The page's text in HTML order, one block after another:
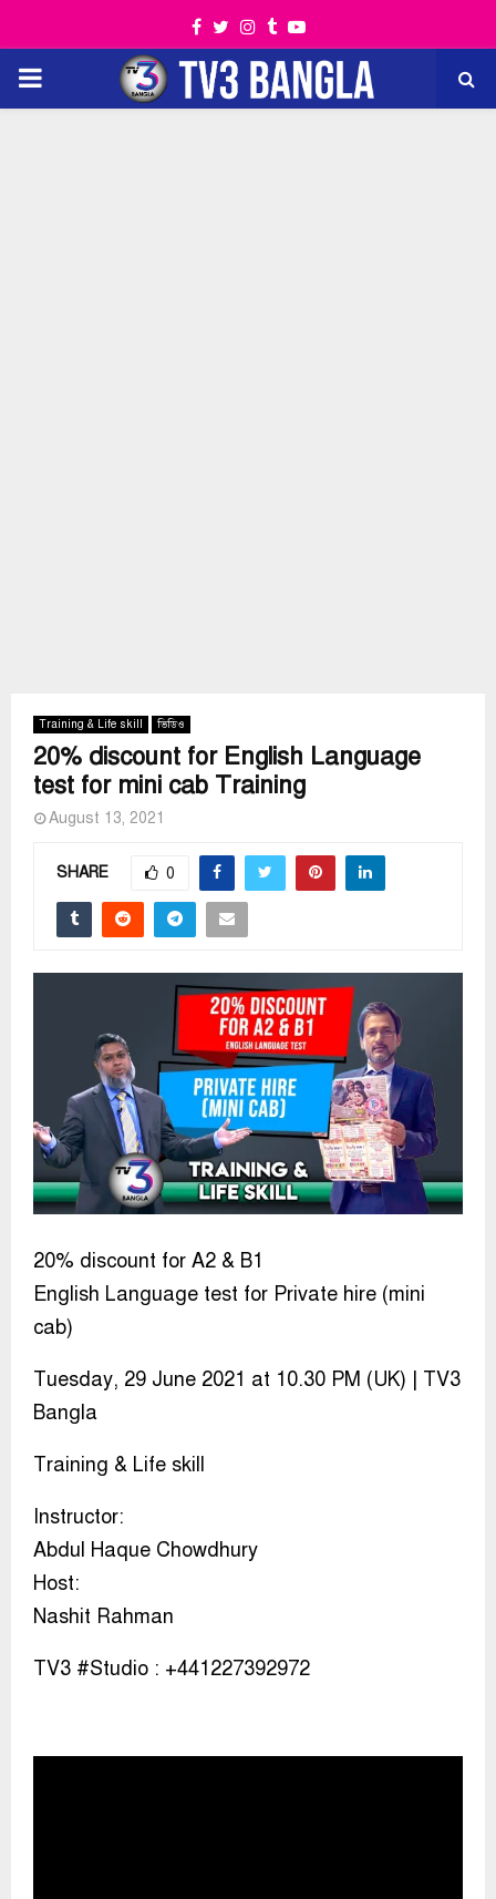
Facebook
TwitterInstagram
TumblrYoutube
PRIMARY
Training & Life skill ভিডিও
20% discount for English Language
test for mini cab Training
August 13, 2021
SHARE 0
20% discount for A2 & B1
English Language test for Private hire (mini
cab)
Tuesday, 29 June 2021 at 10.30 PM (UK) | TV3
Bangla
Training & Life skill
Instructor:
Abdul Haque Chowdhury
Host:
Nashit Rahman
TV3 #Studio​​​​​ : +441227392972